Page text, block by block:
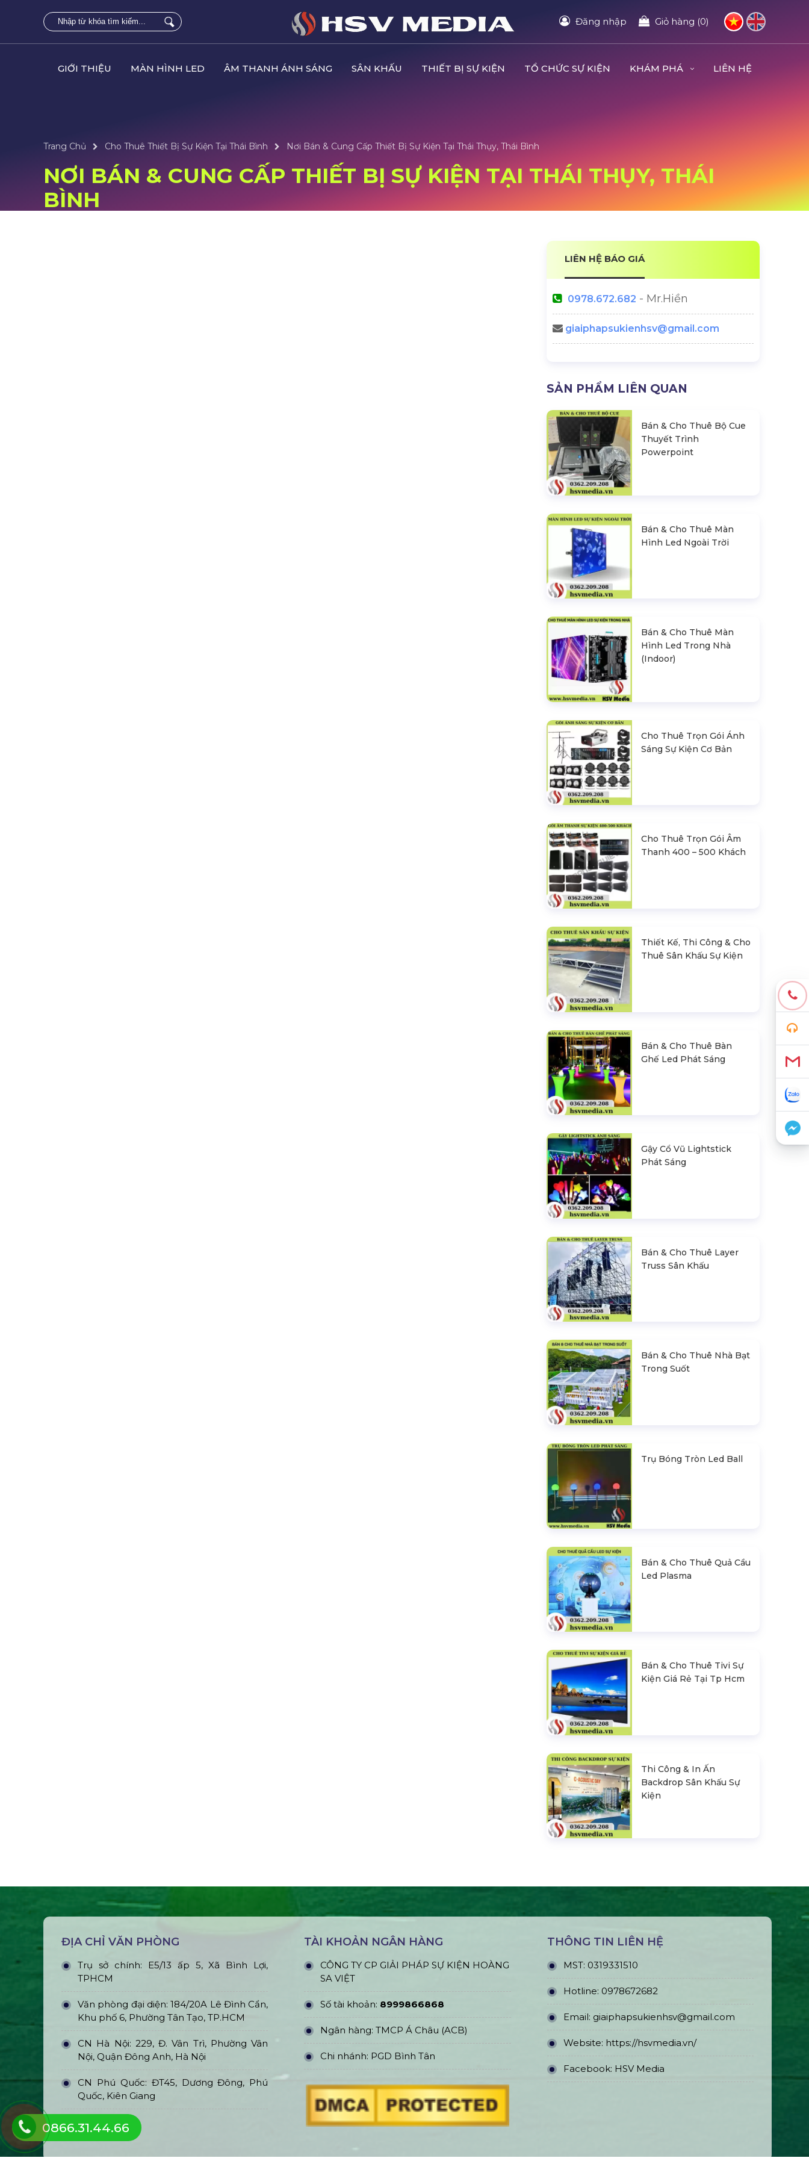
Đăng nhập Giỏ hàng (0)
GIỚI THIỆU MÀN HÌNH LED ÂM THANH ÁNH SÁNG SÂN KHẤU THIẾT BỊ SỰ KIỆN TỔ CHỨC SỰ KIỆN KHÁM PHÁ LIÊN HỆ
Trang Chủ Cho Thuê Thiết Bị Sự Kiện Tại Thái Bình Nơi Bán & Cung Cấp Thiết Bị Sự Kiện Tại Thái Thụy, Thái Bình
NƠI BÁN & CUNG CẤP THIẾT BỊ SỰ KIỆN TẠI THÁI THỤY, THÁI
BÌNH
LIÊN HỆ BÁO GIÁ
0978.672.682 - Mr.Hiền
giaiphapsukienhsv@gmail.com
SẢN PHẨM LIÊN QUAN
Bán & Cho Thuê Bộ Cue
Thuyết Trình
Powerpoint
Bán & Cho Thuê Màn
Hình Led Ngoài Trời
Bán & Cho Thuê Màn
Hình Led Trong Nhà
(Indoor)
Cho Thuê Trọn Gói Ánh
Sáng Sự Kiện Cơ Bản
Cho Thuê Trọn Gói Âm
Thanh 400 – 500 Khách
Thiết Kế, Thi Công & Cho
Thuê Sân Khấu Sự Kiện
Bán & Cho Thuê Bàn
Ghế Led Phát Sáng
Gậy Cổ Vũ Lightstick
Phát Sáng
Bán & Cho Thuê Layer
Truss Sân Khấu
Bán & Cho Thuê Nhà Bạt
Trong Suốt
Trụ Bóng Tròn Led Ball
Bán & Cho Thuê Quả Cầu
Led Plasma
Bán & Cho Thuê Tivi Sự
Kiện Giá Rẻ Tại Tp Hcm
Thi Công & In Ấn
Backdrop Sân Khấu Sự
Kiện
ĐỊA CHỈ VĂN PHÒNG
Trụ sở chính: E5/13 ấp 5, Xã Bình Lợi,
TPHCM
Văn phòng đại diện: 184/20A Lê Đình Cẩn,
Khu phố 6, Phường Tân Tạo, TP.HCM
CN Hà Nội: 229, Đ. Vân Trì, Phường Vân
Nội, Quận Đông Anh, Hà Nội
CN Phú Quốc: ĐT45, Dương Đông, Phú
Quốc, Kiên Giang
TÀI KHOẢN NGÂN HÀNG
CÔNG TY CP GIẢI PHÁP SỰ KIỆN HOÀNG
SA VIỆT
Số tài khoản: 8999866868
Ngân hàng: TMCP Á Châu (ACB)
Chi nhánh: PGD Bình Tân
THÔNG TIN LIÊN HỆ
MST: 0319331510
Hotline: 0978672682
Email: giaiphapsukienhsv@gmail.com
Website: https://hsvmedia.vn/
Facebook: HSV Media
0866.31.44.66